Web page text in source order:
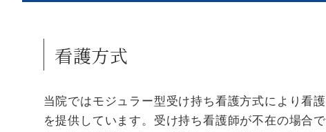
看護方式
当院ではモジュラー型受け持ち看護方式により看護
を提供しています。受け持ち看護師が不在の場合で